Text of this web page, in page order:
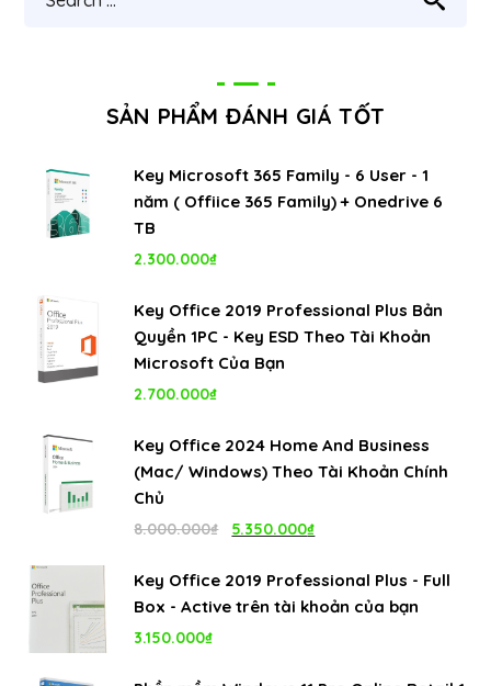
SẢN PHẨM ĐÁNH GIÁ TỐT
Key Microsoft 365 Family - 6 User - 1
năm ( Offiice 365 Family) + Onedrive 6
TB
2.300.000₫
Key Office 2019 Professional Plus Bản
Quyền 1PC - Key ESD Theo Tài Khoản
Microsoft Của Bạn
2.700.000₫
Key Office 2024 Home And Business
(Mac/ Windows) Theo Tài Khoản Chính
Chủ
8.000.000₫
Giá
là:
5.350.000₫
tại
Key Office 2019 Professional Plus - Full
Box - Active trên tài khoản của bạn
3.150.000₫